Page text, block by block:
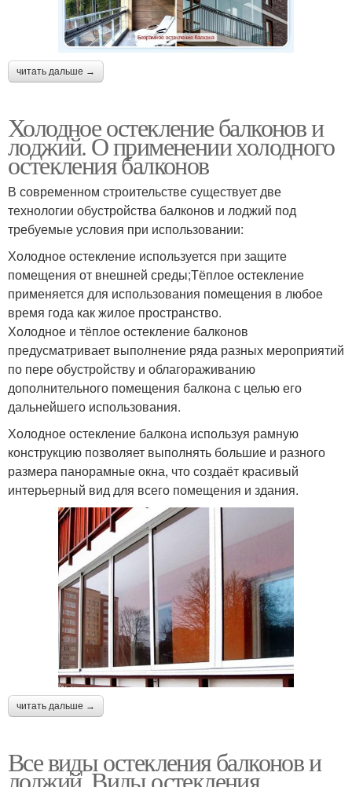
читать дальше →
Холодное остекление балконов и
лоджий. О применении холодного
остекления балконов
В современном строительстве существует две
технологии обустройства балконов и лоджий под
требуемые условия при использовании:
Холодное остекление используется при защите
помещения от внешней среды;Тёплое остекление
применяется для использования помещения в любое
время года как жилое пространство.
Холодное и тёплое остекление балконов
предусматривает выполнение ряда разных мероприятий
по пере обустройству и облагораживанию
дополнительного помещения балкона с целью его
дальнейшего использования.
Холодное остекление балкона используя рамную
конструкцию позволяет выполнять большие и разного
размера панорамные окна, что создаёт красивый
интерьерный вид для всего помещения и здания.
читать дальше →
Все виды остекления балконов и